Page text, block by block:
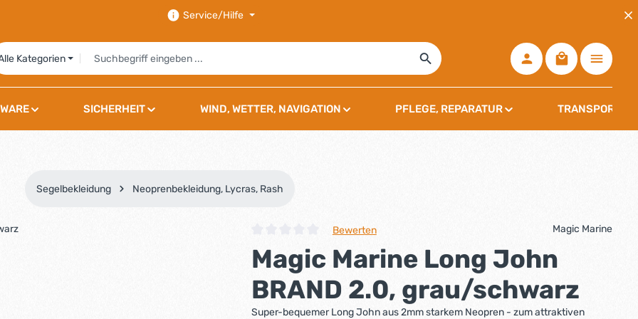
Service/Hilfe
Kategorien
Warenkorb
SICHERHEIT WIND, WETTER, NAVIGATION PFLEGE, REPARATUR TRANSPORT,
Segelbekleidung Neoprenbekleidung, Lycras, Rash
Bewerten Magic Marine
Magic Marine Long John
BRAND 2.0, grau/schwarz
Super-bequemer Long John aus 2mm starkem Neopren - zum attraktiven